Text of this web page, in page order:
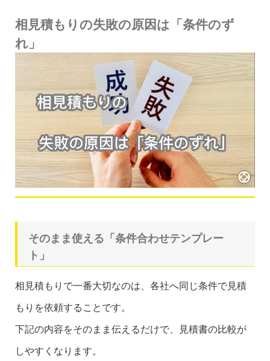
相見積もりの失敗の原因は「条件のず
れ」
そのまま使える「条件合わせテンプレー
ト」
相見積もりで一番大切なのは、各社へ同じ条件で見積
もりを依頼することです。
下記の内容をそのまま伝えるだけで、見積書の比較が
しやすくなります。